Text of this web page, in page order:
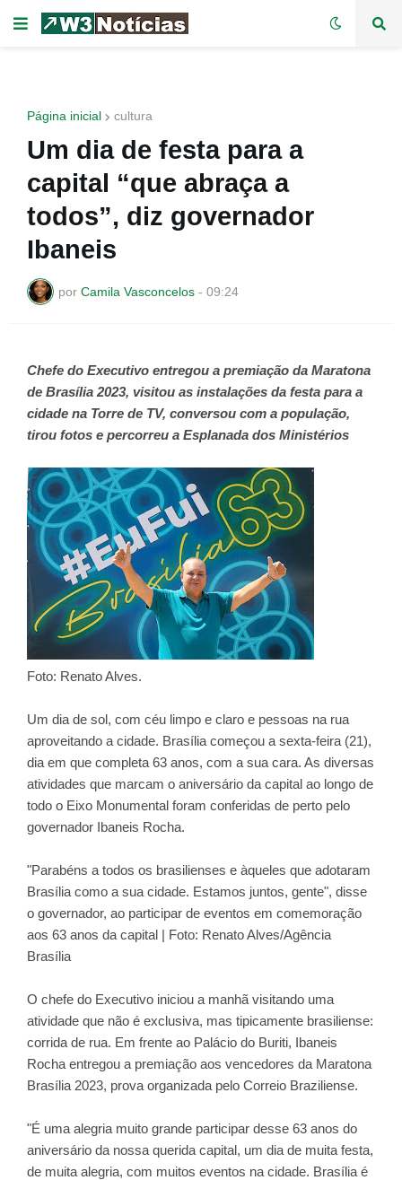
Página inicial cultura
Um dia de festa para a
capital “que abraça a
todos”, diz governador
Ibaneis
por Camila Vasconcelos - 09:24
Chefe do Executivo entregou a premiação da Maratona
de Brasília 2023, visitou as instalações da festa para a
cidade na Torre de TV, conversou com a população,
tirou fotos e percorreu a Esplanada dos Ministérios
Foto: Renato Alves.
Um dia de sol, com céu limpo e claro e pessoas na rua
aproveitando a cidade. Brasília começou a sexta-feira (21),
dia em que completa 63 anos, com a sua cara. As diversas
atividades que marcam o aniversário da capital ao longo de
todo o Eixo Monumental foram conferidas de perto pelo
governador Ibaneis Rocha.
"Parabéns a todos os brasilienses e àqueles que adotaram
Brasília como a sua cidade. Estamos juntos, gente", disse
o governador, ao participar de eventos em comemoração
aos 63 anos da capital | Foto: Renato Alves/Agência
Brasília
O chefe do Executivo iniciou a manhã visitando uma
atividade que não é exclusiva, mas tipicamente brasiliense:
corrida de rua. Em frente ao Palácio do Buriti, Ibaneis
Rocha entregou a premiação aos vencedores da Maratona
Brasília 2023, prova organizada pelo Correio Braziliense.
"É uma alegria muito grande participar desse 63 anos do
aniversário da nossa querida capital, um dia de muita festa,
de muita alegria, com muitos eventos na cidade. Brasília é